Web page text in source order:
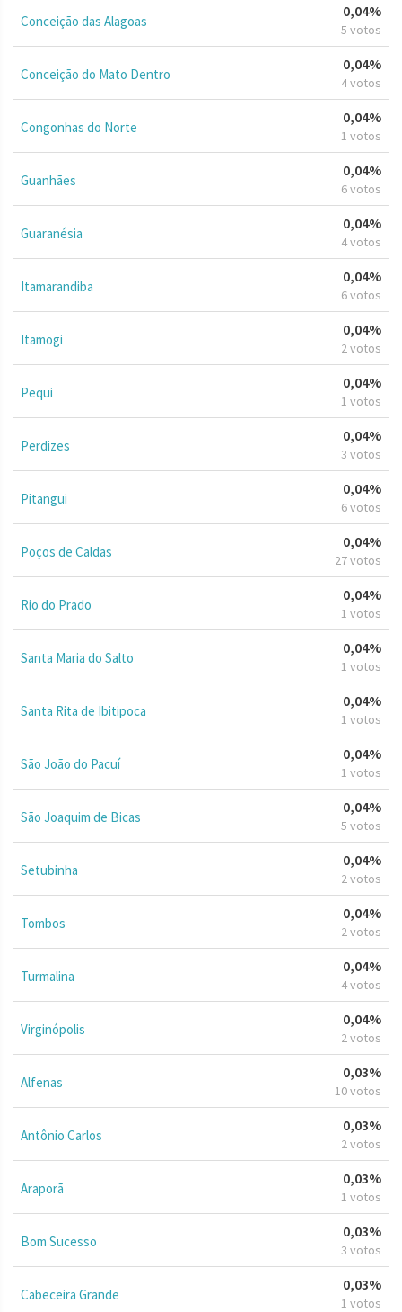
Conceição das Alagoas
0,04%
5 votos
Conceição do Mato Dentro
0,04%
4 votos
Congonhas do Norte
0,04%
1 votos
Guanhães
0,04%
6 votos
Guaranésia
0,04%
4 votos
Itamarandiba
0,04%
6 votos
Itamogi
0,04%
2 votos
Pequi
0,04%
1 votos
Perdizes
0,04%
3 votos
Pitangui
0,04%
6 votos
Poços de Caldas
0,04%
27 votos
Rio do Prado
0,04%
1 votos
Santa Maria do Salto
0,04%
1 votos
Santa Rita de Ibitipoca
0,04%
1 votos
São João do Pacuí
0,04%
1 votos
São Joaquim de Bicas
0,04%
5 votos
Setubinha
0,04%
2 votos
Tombos
0,04%
2 votos
Turmalina
0,04%
4 votos
Virginópolis
0,04%
2 votos
Alfenas
0,03%
10 votos
Antônio Carlos
0,03%
2 votos
Araporã
0,03%
1 votos
Bom Sucesso
0,03%
3 votos
Cabeceira Grande
0,03%
1 votos